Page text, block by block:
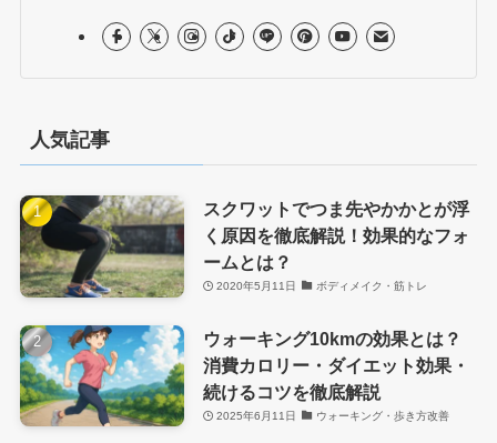
人気記事
スクワットでつま先やかかとが浮
く原因を徹底解説！効果的なフォ
ームとは？
2020年5月11日 ボディメイク・筋トレ
ウォーキング10kmの効果とは？
消費カロリー・ダイエット効果・
続けるコツを徹底解説
2025年6月11日 ウォーキング・歩き方改善